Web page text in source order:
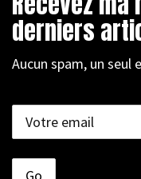
derniers
Aucun spam, un seul